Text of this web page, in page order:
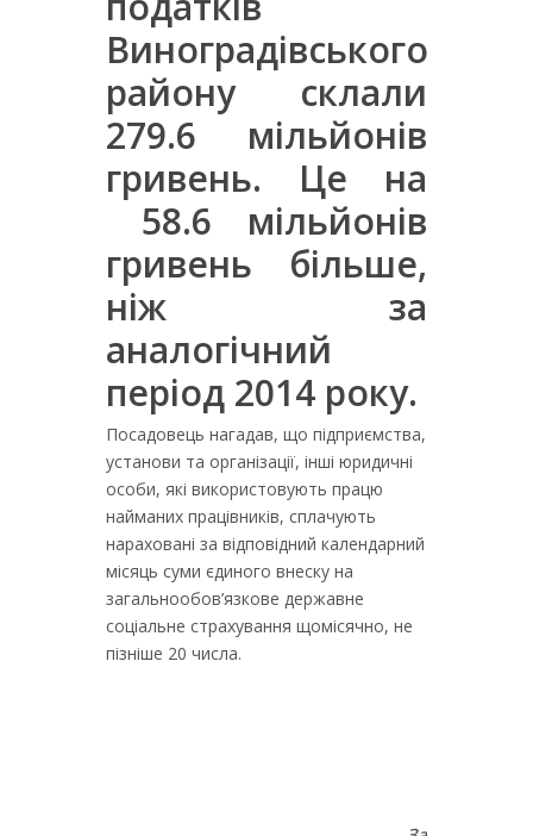
Виноградівського
району склали
279.6 мільйонів
гривень. Це на
58.6 мільйонів
гривень більше,
ніж за
аналогічний
період 2014 року.
Посадовець нагадав, що підприємства,
установи та організації, інші юридичні
особи, які використовують працю
найманих працівників, сплачують
нараховані за відповідний календарний
місяць суми єдиного внеску на
загальнообов’язкове державне
соціальне страхування щомісячно, не
пізніше 20 числа.